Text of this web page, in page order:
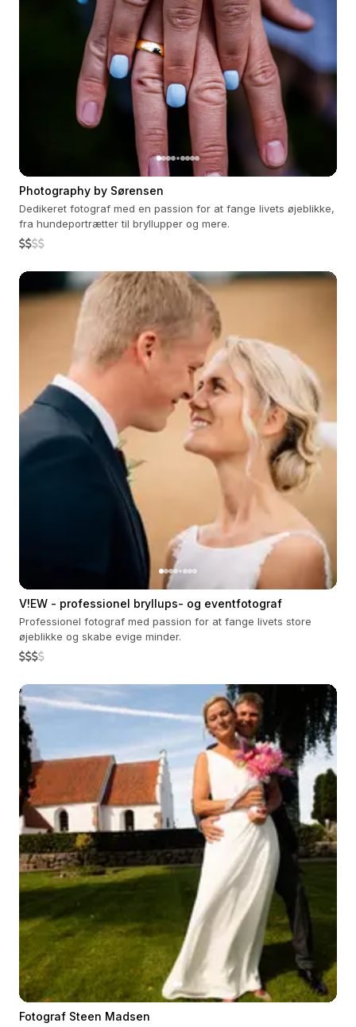
Photography by Sørensen
Dedikeret fotograf med en passion for at fange livets øjeblikke,
fra hundeportrætter til bryllupper og mere.
V!EW - professionel bryllups- og eventfotograf
Professionel fotograf med passion for at fange livets store
øjeblikke og skabe evige minder.
Fotograf Steen Madsen